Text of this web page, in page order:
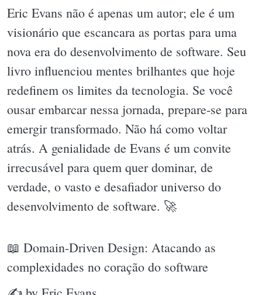
Eric Evans não é apenas um autor; ele é um
visionário que escancara as portas para uma
nova era do desenvolvimento de software. Seu
livro influenciou mentes brilhantes que hoje
redefinem os limites da tecnologia. Se você
ousar embarcar nessa jornada, prepare-se para
emergir transformado. Não há como voltar
atrás. A genialidade de Evans é um convite
irrecusável para quem quer dominar, de
verdade, o vasto e desafiador universo do
desenvolvimento de software. 🚀
📖 Domain-Driven Design: Atacando as
complexidades no coração do software